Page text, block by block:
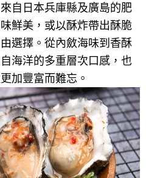
自日本兵庫縣及廣島的肥
鮮美，或以酥炸帶出酥脆
選擇。從內斂海味到香酥
海洋的多重層次口感，也
加豐富而難忘。